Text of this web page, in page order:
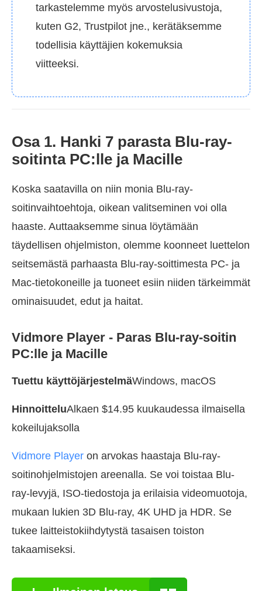
tarkastelemme myös arvostelusivustoja,
kuten G2, Trustpilot jne., kerätäksemme
todellisia käyttäjien kokemuksia
viitteeksi.
Osa 1. Hanki 7 parasta Blu-ray-
soitinta PC:lle ja Macille
Koska saatavilla on niin monia Blu-ray-
soitinvaihtoehtoja, oikean valitseminen voi olla
haaste. Auttaaksemme sinua löytämään
täydellisen ohjelmiston, olemme koonneet luettelon
seitsemästä parhaasta Blu-ray-soittimesta PC- ja
Mac-tietokoneille ja tuoneet esiin niiden tärkeimmät
ominaisuudet, edut ja haitat.
Vidmore Player - Paras Blu-ray-soitin
PC:lle ja Macille
Tuettu käyttöjärjestelmäWindows, macOS
HinnoitteluAlkaen $14.95 kuukaudessa ilmaisella
kokeilujaksolla
Vidmore Player on arvokas haastaja Blu-ray-
soitinohjelmistojen areenalla. Se voi toistaa Blu-
ray-levyjä, ISO-tiedostoja ja erilaisia videomuotoja,
mukaan lukien 3D Blu-ray, 4K UHD ja HDR. Se
tukee laitteistokiihdytystä tasaisen toiston
takaamiseksi.